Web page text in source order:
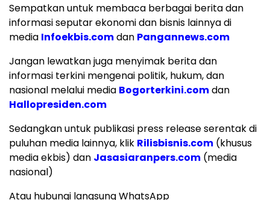
Sempatkan untuk membaca berbagai berita dan
informasi seputar ekonomi dan bisnis lainnya di
media Infoekbis.comdan Pangannews.com
Jangan lewatkan juga menyimak berita dan
informasi terkini mengenai politik, hukum, dan
nasional melalui media Bogorterkini.comdan
Hallopresiden.com
Sedangkan untuk publikasi press release serentak di
puluhan media lainnya, klik Rilisbisnis.com (khusus
media ekbis) dan Jasasiaranpers.com (media
nasional)
Atau hubungi langsung WhatsApp